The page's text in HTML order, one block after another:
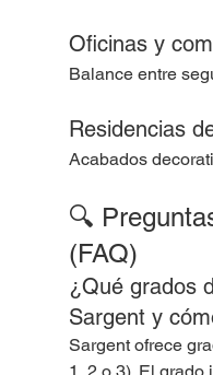
Oficinas y
Balance entre
Residencias
Acabados
🔍
(FAQ)
¿Qué grados
Sargent y
Sargent ofrece
1, 2 o 3). El grado